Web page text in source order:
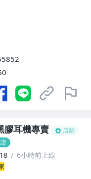
運費】、離島配送【單件運
膠耳機專賣
店鋪
6小時前上線